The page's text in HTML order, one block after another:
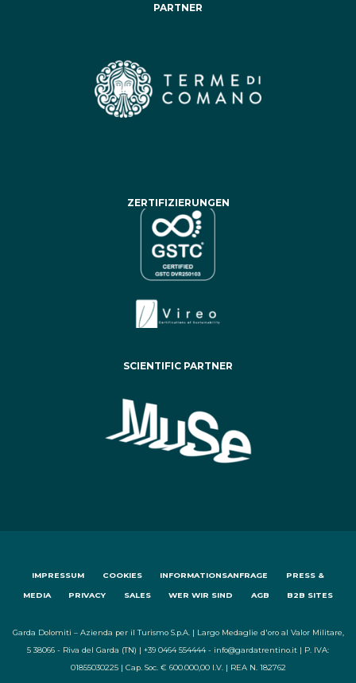
PARTNER
ZERTIFIZIERUNGEN
SCIENTIFIC PARTNER
IMPRESSUM COOKIES INFORMATIONSANFRAGE PRESS &
MEDIA PRIVACY SALES WER WIR SIND AGB B2B SITES
Garda Dolomiti – Azienda per il Turismo S.p.A. | Largo Medaglie d'oro al Valor Militare,
5 38066 - Riva del Garda (TN) | +39 0464 554444 - info@gardatrentino.it | P. IVA:
01855030225 | Cap. Soc. € 600.000,00 I.V. | REA N. 182762